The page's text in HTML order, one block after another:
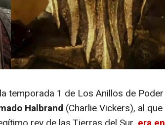
temporada 1 de Los Anillos de Poder
Halbrand (Charlie Vickers), al que